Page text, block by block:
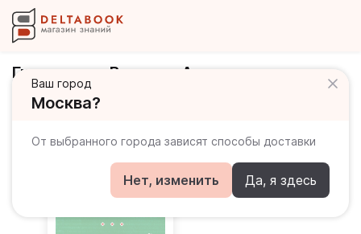
Ваш город
Москва?
От выбранного города зависят способы доставки
Нет, изменить Да, я здесь
Гнездилова Валерия Александровна
Книги автора